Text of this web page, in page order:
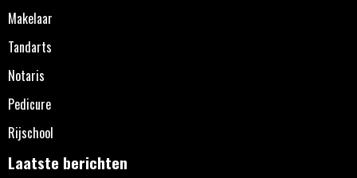
Makelaar
Tandarts
Notaris
Pedicure
Rijschool
Laatste berichten